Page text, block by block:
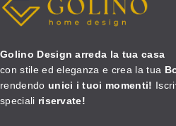
Golino Design arreda la tua casa
con stile ed eleganza e crea la tua
rendendo unici i tuoi momenti!
speciali riservate!